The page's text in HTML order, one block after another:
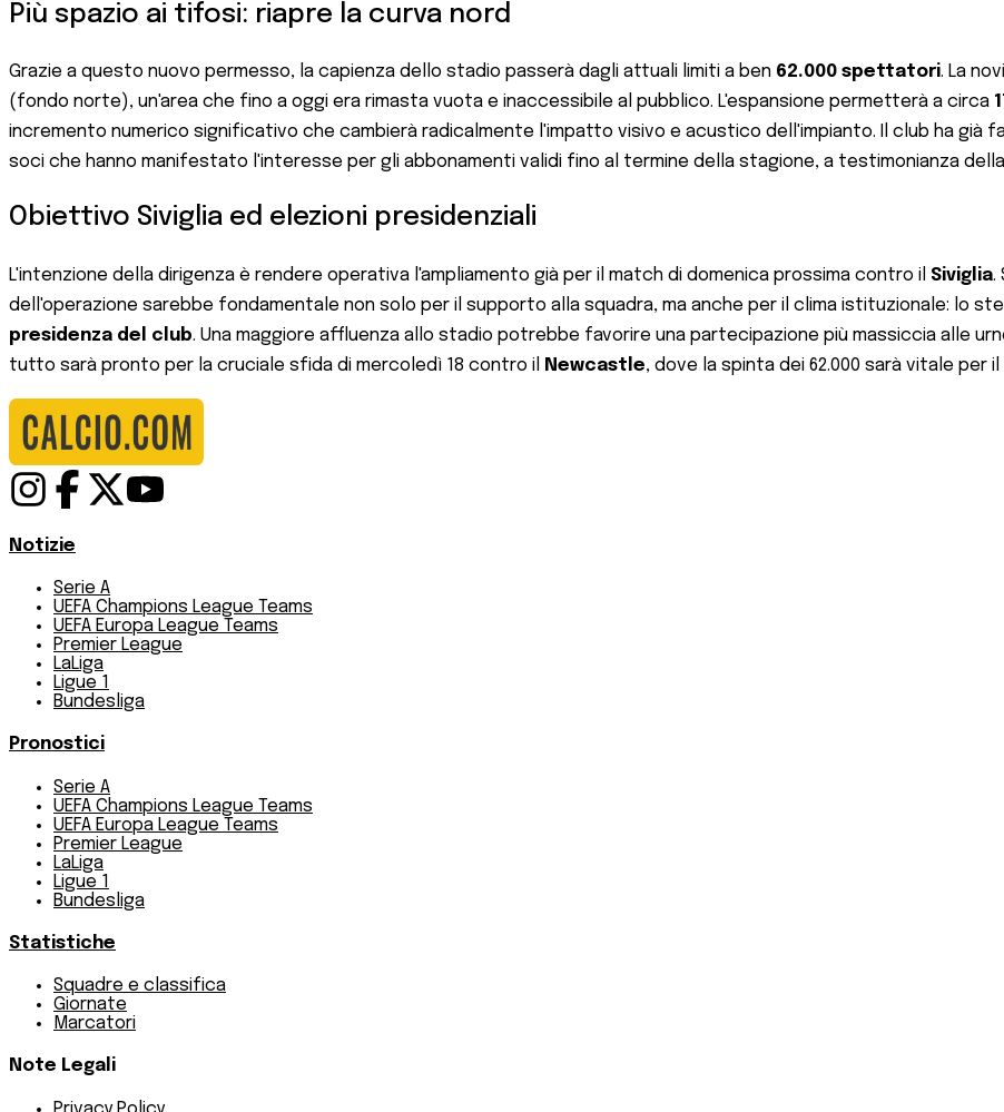
Più spazio ai tifosi: riapre la curva nord
Grazie a questo nuovo permesso, la capienza dello stadio passerà dagli attuali limiti a ben 62.000 spettatori. La
(fondo norte), un'area che fino a oggi era rimasta vuota e inaccessibile al pubblico. L'espansione permetterà a circa
incremento numerico significativo che cambierà radicalmente l'impatto visivo e acustico dell'impianto. Il club ha
soci che hanno manifestato l'interesse per gli abbonamenti validi fino al termine della stagione, a testimonianza
Obiettivo Siviglia ed elezioni presidenziali
L'intenzione della dirigenza è rendere operativa l'ampliamento già per il match di domenica prossima contro il Siviglia.
dell'operazione sarebbe fondamentale non solo per il supporto alla squadra, ma anche per il clima istituzionale: lo
presidenza del club. Una maggiore affluenza allo stadio potrebbe favorire una partecipazione più massiccia alle
tutto sarà pronto per la cruciale sfida di mercoledì 18 contro il
Newcastle, dove la spinta dei 62.000 sarà vitale per
Notizie
Serie A
UEFA Champions League Teams
UEFA Europa League Teams
Premier League
LaLiga
Ligue 1
Bundesliga
Pronostici
Serie A
UEFA Champions League Teams
UEFA Europa League Teams
Premier League
LaLiga
Ligue 1
Bundesliga
Statistiche
Squadre e classifica
Giornate
Marcatori
Note Legali